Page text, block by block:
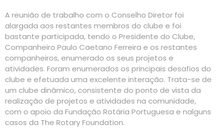
A reunião de trabalho com o Conselho Diretor foi
alargada aos restantes membros do clube e foi
bastante participada, tendo o Presidente do Clube,
Companheiro Paulo Caetano Ferreira e os restantes
companheiros, enumerado os seus projetos e
atividades. Foram enumerados os principais desafios do
clube e efetuada uma excelente interação. Trata-se de
um clube dinâmico, consistente do ponto de vista da
realização de projetos e atividades na comunidade,
com o apoio da Fundação Rotária Portuguesa e nalguns
casos da The Rotary Foundation.